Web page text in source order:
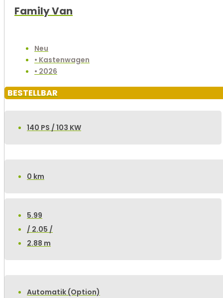
Family Van
Neu
• Kastenwagen
• 2026
BESTELLBAR
140 PS / 103 KW
0 km
5.99
/ 2.05 /
2.88 m
Automatik (Option)